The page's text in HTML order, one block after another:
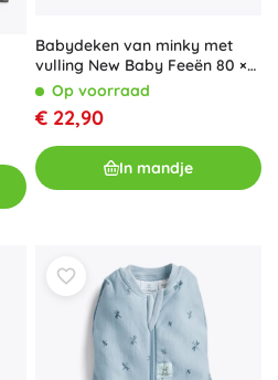
Babydeken van minky met
vulling New Baby Feeën 80 ×
100 cm
Op voorraad
€ 22,90
In mandje